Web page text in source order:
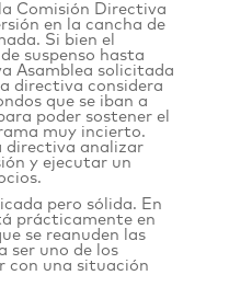
Comisión Directiva
en la cancha de
Si bien el
suspenso hasta
Asamblea solicitada
directiva considera
que se iban a
poder sostener el
muy incierto.
directiva analizar
y ejecutar un
pero sólida. En
prácticamente en
se reanuden las
ser uno de los
con una situación